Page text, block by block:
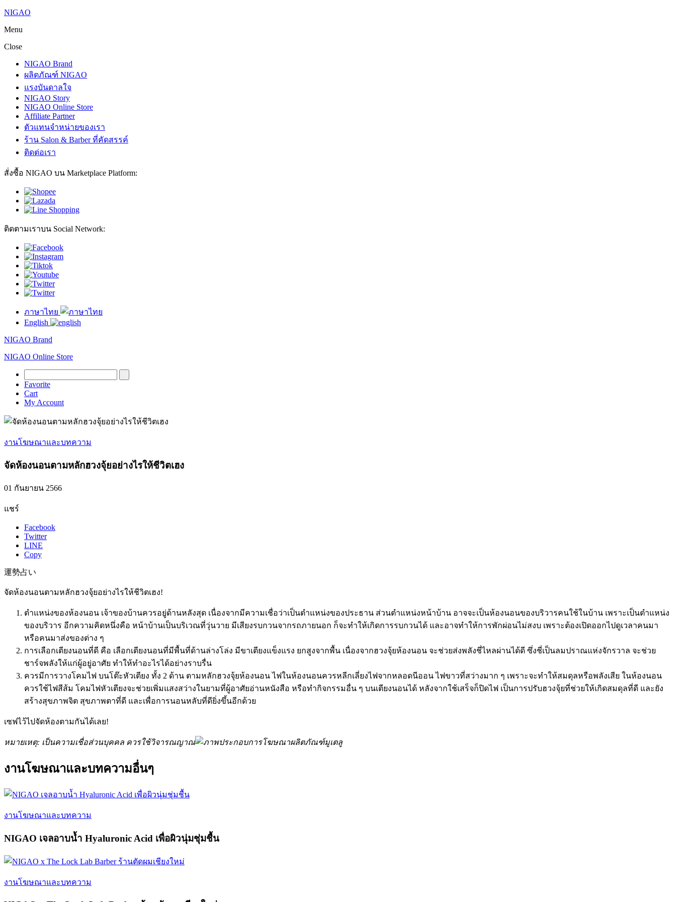
NIGAO
Menu
Close
NIGAO Brand
ผลิตภัณฑ์ NIGAO
แรงบันดาลใจ
NIGAO Story
NIGAO Online Store
Affiliate Partner
ตัวแทนจำหน่ายของเรา
ร้าน Salon & Barber ที่คัดสรรค์
ติดต่อเรา
สั่งซื้อ NIGAO บน Marketplace Platform:
ติดตามเราบน Social Network:
ภาษาไทย
English
NIGAO Brand
NIGAO Online Store
Favorite
Cart
My Account
งานโฆษณาและบทความ
จัดห้องนอนตามหลักฮวงจุ้ยอย่างไรให้ชีวิตเฮง
01 กันยายน 2566
แชร์
Facebook
Twitter
LINE
Copy
運勢占い
จัดห้องนอนตามหลักฮวงจุ้ยอย่างไรให้ชีวิตเฮง!
ตำแหน่งของห้องนอน เจ้าของบ้านควรอยู่ด้านหลังสุด เนื่องจากมีความเชื่อว่าเป็นตำแหน่งของประธาน ส่วนตำแหน่งหน้าบ้าน อาจจะเป็นห้องนอนของบริวารคนใช้ในบ้าน เพราะเป็นตำแหน่ง
ของบริวาร อีกความคิดหนึ่งคือ หน้าบ้านเป็นบริเวณที่วุ่นวาย มีเสียงรบกวนจากรถภายนอก ก็จะทำให้เกิดการรบกวนได้ และอาจทำให้การพักผ่อนไม่สงบ เพราะต้องเปิดออกไปดูเวลาคนมา
หรือคนมาส่งของต่าง ๆ
การเลือกเตียงนอนที่ดี คือ เลือกเตียงนอนที่มีพื้นที่ด้านล่างโล่ง มีขาเตียงแข็งแรง ยกสูงจากพื้น เนื่องจากฮวงจุ้ยห้องนอน จะช่วยส่งพลังชี่ไหลผ่านได้ดี ซึ่งชี่เป็นลมปราณแห่งจักรวาล จะช่วย
ชาร์จพลังให้แก่ผู้อยู่อาศัย ทำให้ทำอะไรได้อย่างราบรื่น
ควรมีการวางโคมไฟ บนโต๊ะหัวเตียง ทั้ง 2 ด้าน ตามหลักฮวงจุ้ยห้องนอน ไฟในห้องนอนควรหลีกเลี่ยงไฟจากหลอดนีออน ไฟขาวที่สว่างมาก ๆ เพราะจะทำให้สมดุลหรือพลังเสีย ในห้องนอน
ควรใช้ไฟสีส้ม โคมไฟหัวเตียงจะช่วยเพิ่มแสงสว่างในยามที่ผู้อาศัยอ่านหนังสือ หรือทำกิจกรรมอื่น ๆ บนเตียงนอนได้ หลังจากใช้เสร็จก็ปิดไฟ เป็นการปรับฮวงจุ้ยที่ช่วยให้เกิดสมดุลที่ดี และยัง
สร้างสุขภาพจิต สุขภาพตาที่ดี และเพื่อการนอนหลับที่ดียิ่งขึ้นอีกด้วย
เซฟไว้ไปจัดห้องตามกันได้เลย!
หมายเหตุ: เป็นความเชื่อส่วนบุคคล ควรใช้วิจารณญาณ
งานโฆษณาและบทความอื่นๆ
งานโฆษณาและบทความ
NIGAO เจลอาบน้ำ Hyaluronic Acid เพื่อผิวนุ่มชุ่มชื้น
งานโฆษณาและบทความ